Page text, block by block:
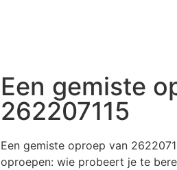
Een gemiste
262207115
Een gemiste oproep van
oproepen: wie probeert je te